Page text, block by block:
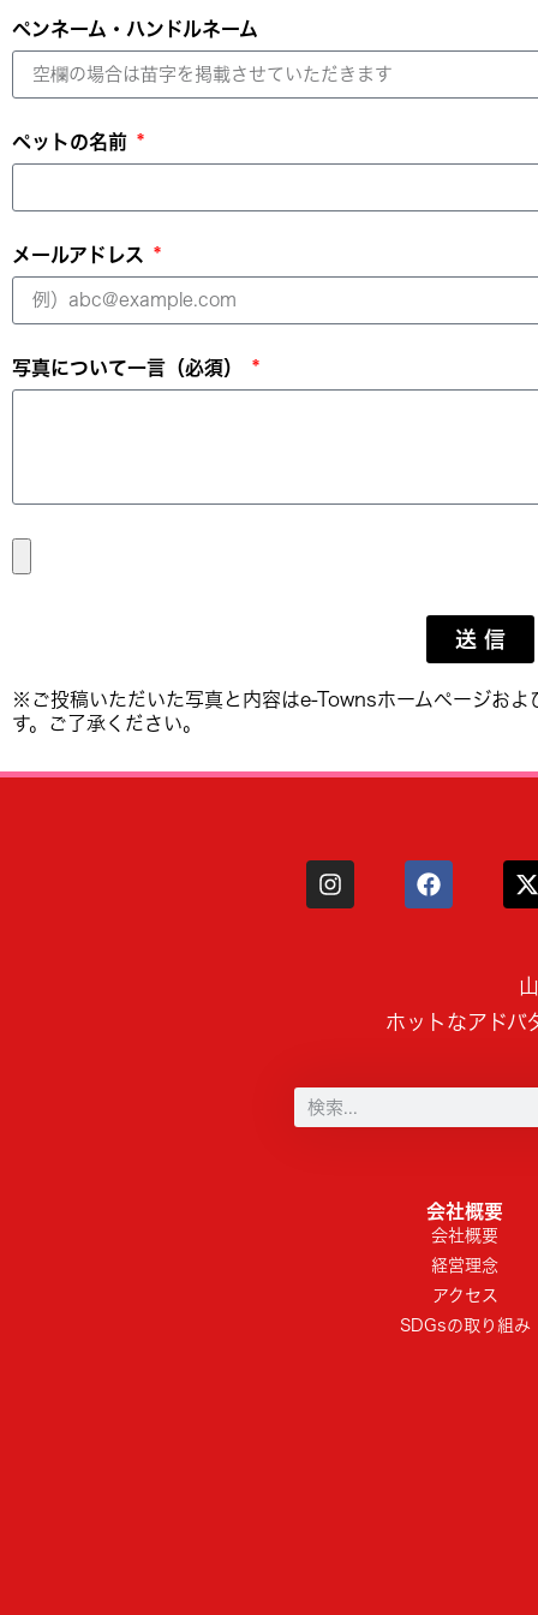
ペンネーム・ハンドルネーム
ペットの名前
メールアドレス
写真について一言（必須）
送 信
※ご投稿いただいた写真と内容はe-Townsホームページお
す。ご了承ください。
ホットなアドバ
会社概要
会社概要
経営理念
アクセス
SDGsの取り組み